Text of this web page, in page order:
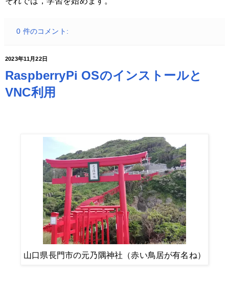
0 件のコメント:
2023年11月22日
RaspberryPi OSのインストールと
VNC利用
山口県長門市の元乃隅神社（赤い鳥居が有名ね）